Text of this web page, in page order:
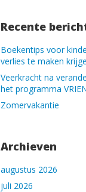
Recente
Boekentips voor
verlies te maken
Veerkracht na
het programma
Zomervakantie
Archieven
augustus 2026
juli 2026